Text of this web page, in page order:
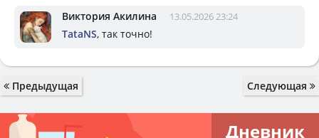
Виктория Акилина 13.05.2026 23:24
TataNS, так точно!
Предыдущая Следующая
Дневник